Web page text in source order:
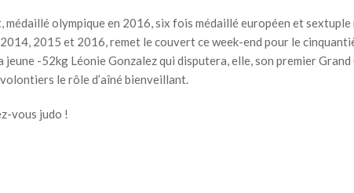
olympique en 2016, six fois médaillé européen et
2015 et 2016, remet le couvert ce week-end pour le
jeune -52kg Léonie Gonzalez qui disputera, elle, son premier
le rôle d’aîné bienveillant.
vous judo !